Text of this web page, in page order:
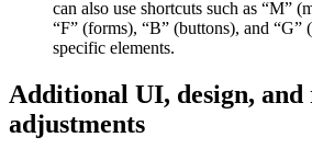
can also use shortcuts such as “M”
“F” (forms), “B” (buttons), and “G”
specific elements.
Additional UI, design,
adjustments